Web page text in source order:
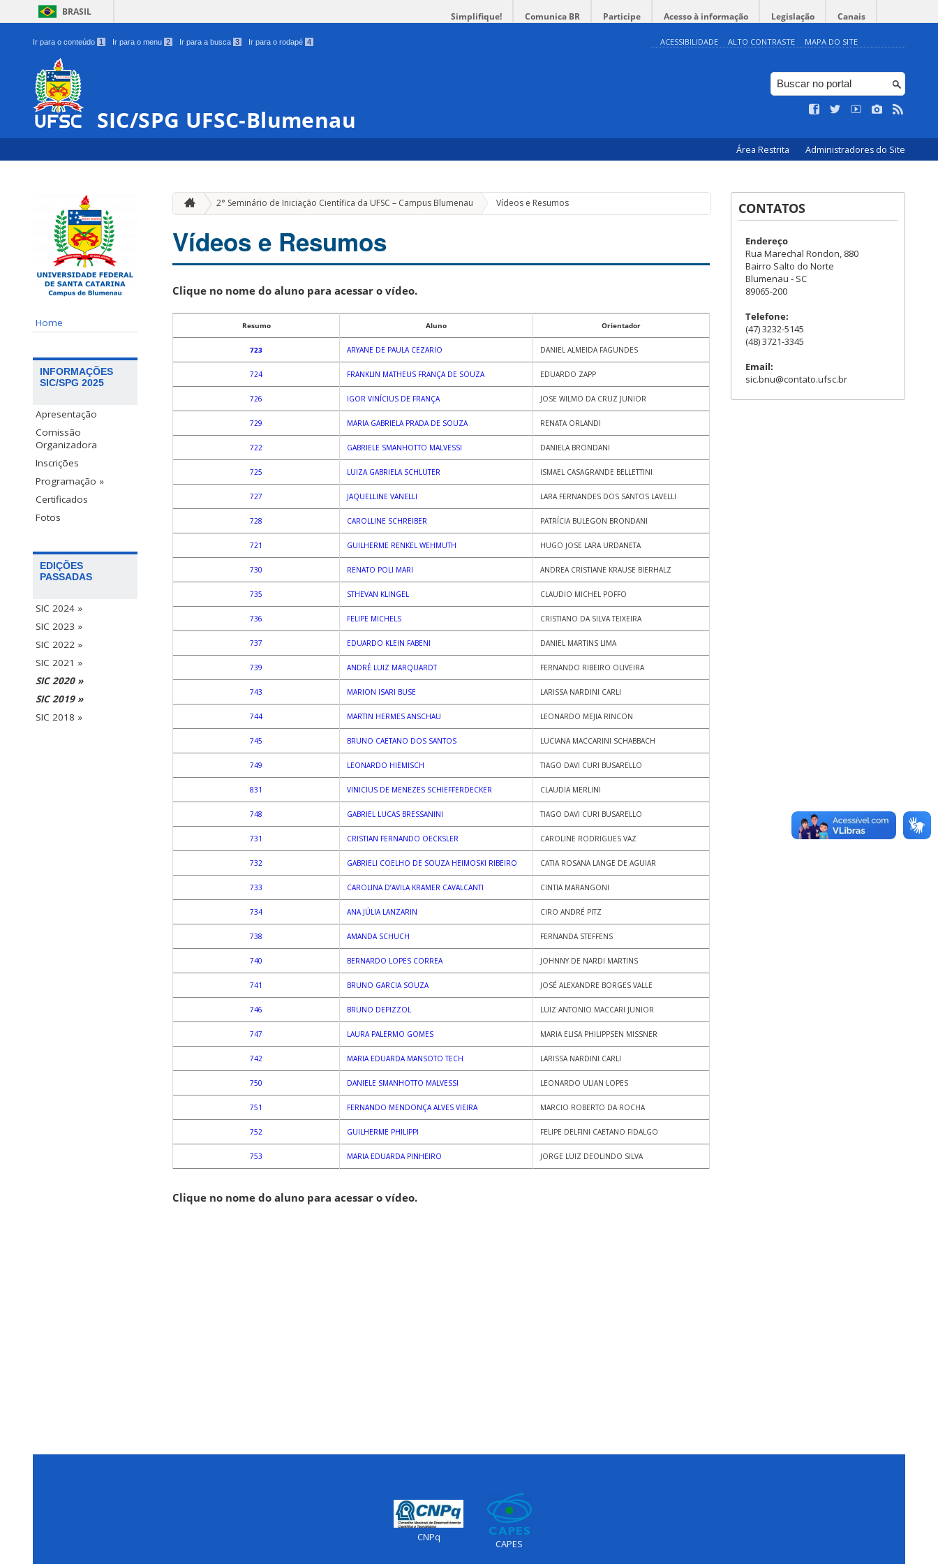
BRASIL Simplifique! Comunica BR Participe Acesso à informação Legislação Canais
Ir para o conteúdo 1 Ir para o menu 2 Ir para a busca 3 Ir para o rodapé 4 ACESSIBILIDADE ALTO CONTRASTE MAPA DO SITE
SIC/SPG UFSC-Blumenau
Área Restrita Administradores do Site
Home
INFORMAÇÕES
SIC/SPG 2025
Apresentação
Comissão
Organizadora
Inscrições
Programação »
Certificados
Fotos
EDIÇÕES
PASSADAS
SIC 2024 »
SIC 2023 »
SIC 2022 »
SIC 2021 »
SIC 2020 »
SIC 2019 »
SIC 2018 »
2° Seminário de Iniciação Científica da UFSC – Campus Blumenau Vídeos e Resumos
Vídeos e Resumos
Clique no nome do aluno para acessar o vídeo.
Resumo Aluno Orientador
723 ARYANE DE PAULA CEZARIO DANIEL ALMEIDA FAGUNDES
724 FRANKLIN MATHEUS FRANÇA DE SOUZA EDUARDO ZAPP
726 IGOR VINÍCIUS DE FRANÇA JOSE WILMO DA CRUZ JUNIOR
729 MARIA GABRIELA PRADA DE SOUZA RENATA ORLANDI
722 GABRIELE SMANHOTTO MALVESSI DANIELA BRONDANI
725 LUIZA GABRIELA SCHLUTER ISMAEL CASAGRANDE BELLETTINI
727 JAQUELLINE VANELLI LARA FERNANDES DOS SANTOS LAVELLI
728 CAROLLINE SCHREIBER PATRÍCIA BULEGON BRONDANI
721 GUILHERME RENKEL WEHMUTH HUGO JOSE LARA URDANETA
730 RENATO POLI MARI ANDREA CRISTIANE KRAUSE BIERHALZ
735 STHEVAN KLINGEL CLAUDIO MICHEL POFFO
736 FELIPE MICHELS CRISTIANO DA SILVA TEIXEIRA
737 EDUARDO KLEIN FABENI DANIEL MARTINS LIMA
739 ANDRÉ LUIZ MARQUARDT FERNANDO RIBEIRO OLIVEIRA
743 MARION ISARI BUSE LARISSA NARDINI CARLI
744 MARTIN HERMES ANSCHAU LEONARDO MEJIA RINCON
745 BRUNO CAETANO DOS SANTOS LUCIANA MACCARINI SCHABBACH
749 LEONARDO HIEMISCH TIAGO DAVI CURI BUSARELLO
831 VINICIUS DE MENEZES SCHIEFFERDECKER CLAUDIA MERLINI
748 GABRIEL LUCAS BRESSANINI TIAGO DAVI CURI BUSARELLO
731 CRISTIAN FERNANDO OECKSLER CAROLINE RODRIGUES VAZ
732 GABRIELI COELHO DE SOUZA HEIMOSKI RIBEIRO CATIA ROSANA LANGE DE AGUIAR
733 CAROLINA D’AVILA KRAMER CAVALCANTI CINTIA MARANGONI
734 ANA JÚLIA LANZARIN CIRO ANDRÉ PITZ
738 AMANDA SCHUCH FERNANDA STEFFENS
740 BERNARDO LOPES CORREA JOHNNY DE NARDI MARTINS
741 BRUNO GARCIA SOUZA JOSÉ ALEXANDRE BORGES VALLE
746 BRUNO DEPIZZOL LUIZ ANTONIO MACCARI JUNIOR
747 LAURA PALERMO GOMES MARIA ELISA PHILIPPSEN MISSNER
742 MARIA EDUARDA MANSOTO TECH LARISSA NARDINI CARLI
750 DANIELE SMANHOTTO MALVESSI LEONARDO ULIAN LOPES
751 FERNANDO MENDONÇA ALVES VIEIRA MARCIO ROBERTO DA ROCHA
752 GUILHERME PHILIPPI FELIPE DELFINI CAETANO FIDALGO
753 MARIA EDUARDA PINHEIRO JORGE LUIZ DEOLINDO SILVA
Clique no nome do aluno para acessar o vídeo.
CONTATOS
Endereço
Rua Marechal Rondon, 880
Bairro Salto do Norte
Blumenau - SC
89065-200
Telefone:
(47) 3232-5145
(48) 3721-3345
Email:
sic.bnu@contato.ufsc.br
CNPq
CAPES